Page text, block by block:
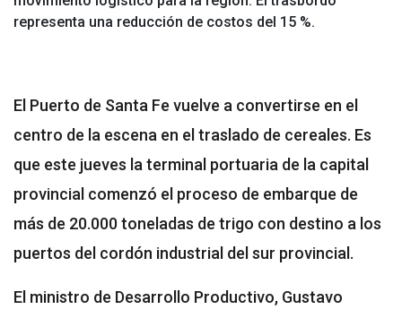
representa una reducción de costos del 15 %.
El Puerto de Santa Fe vuelve a convertirse en el
centro de la escena en el traslado de cereales. Es
que este jueves la terminal portuaria de la capital
provincial comenzó el proceso de embarque de
más de 20.000 toneladas de trigo con destino a los
puertos del cordón industrial del sur provincial.
El ministro de Desarrollo Productivo, Gustavo